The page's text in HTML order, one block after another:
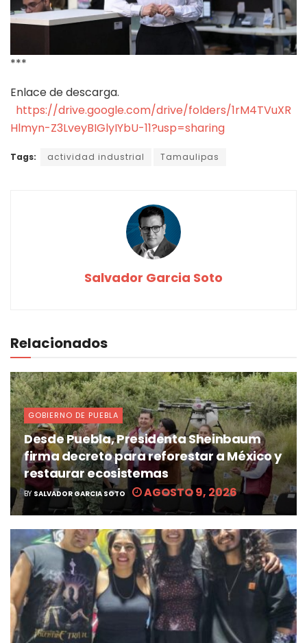
***
Enlace de descarga.
https://drive.google.com/drive/folders/1rM4TVuXR
Hlmyn-Z3LveyBIGlyIYbU-11?usp=sharing
Tags: actividad industrial Tamaulipas
Salvador Garcia Soto
Relacionados
GOBIERNO DE PUEBLA
Desde Puebla, Presidenta Sheinbaum
firma decreto para reforestar a México y
restaurar ecosistemas
BY SALVADOR GARCIA SOTO AGOSTO 9, 2026